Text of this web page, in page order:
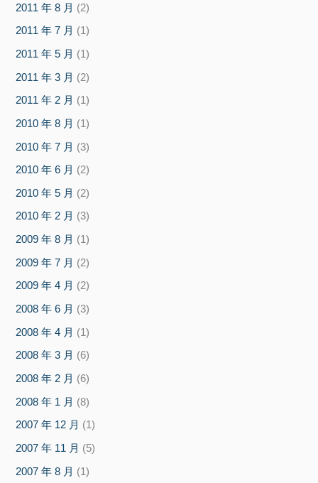
2011 年 8 月 (2)
2011 年 7 月 (1)
2011 年 5 月 (1)
2011 年 3 月 (2)
2011 年 2 月 (1)
2010 年 8 月 (1)
2010 年 7 月 (3)
2010 年 6 月 (2)
2010 年 5 月 (2)
2010 年 2 月 (3)
2009 年 8 月 (1)
2009 年 7 月 (2)
2009 年 4 月 (2)
2008 年 6 月 (3)
2008 年 4 月 (1)
2008 年 3 月 (6)
2008 年 2 月 (6)
2008 年 1 月 (8)
2007 年 12 月 (1)
2007 年 11 月 (5)
2007 年 8 月 (1)